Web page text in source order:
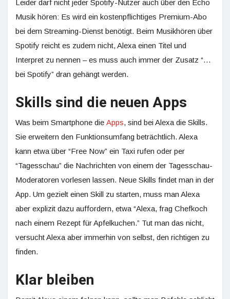
Leider darf nicht jeder Spotify-Nutzer auch über den Echo
Musik hören: Es wird ein kostenpflichtiges Premium-Abo
bei dem Streaming-Dienst benötigt. Beim Musikhören über
Spotify reicht es zudem nicht, Alexa einen Titel und
Interpret zu nennen – es muss auch immer der Zusatz “…
bei Spotify” dran gehängt werden.
Skills sind die neuen Apps
Was beim Smartphone die Apps, sind bei Alexa die Skills.
Sie erweitern den Funktionsumfang beträchtlich. Alexa
kann etwa über “Free Now” ein Taxi rufen oder per
“Tagesschau” die Nachrichten von einem der Tagesschau-
Moderatoren vorlesen lassen. Neue Skills findet man in der
App. Um gezielt einen Skill zu starten, muss man Alexa
aber explizit dazu auffordern, etwa “Alexa, frag Chefkoch
nach einem Rezept für Apfelkuchen.” Tut man das nicht,
versucht Alexa aber immerhin von selbst, den richtigen zu
finden.
Klar bleiben